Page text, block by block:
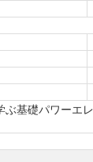
基礎パワーエ